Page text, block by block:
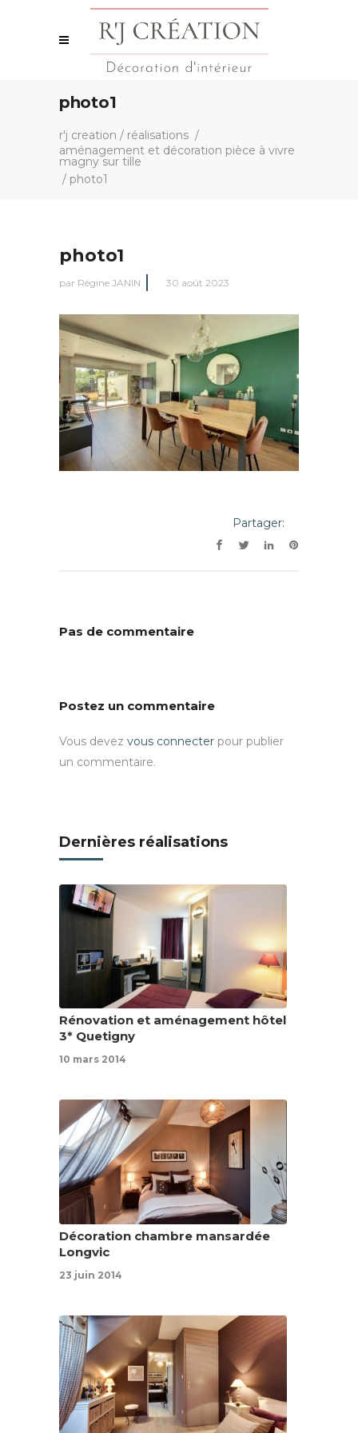
photo1
r'j creation / réalisations /
aménagement et décoration pièce à vivre
magny sur tille
/ photo1
photo1
par Régine JANIN 30 août 2023
Partager:
Pas de commentaire
Postez un commentaire
Vous devez vous connecter pour publier
un commentaire.
Dernières réalisations
Rénovation et aménagement hôtel
3* Quetigny
10 mars 2014
Décoration chambre mansardée
Longvic
23 juin 2014